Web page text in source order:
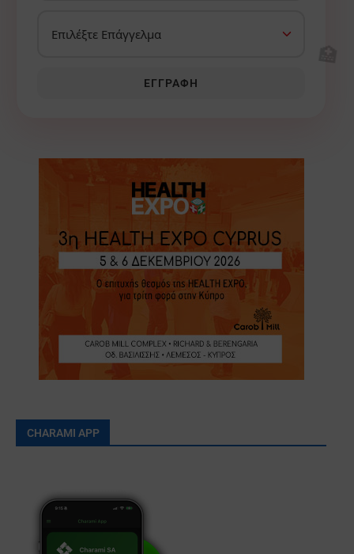
ΕΓΓΡΑΦΉ
CHARAMI APP